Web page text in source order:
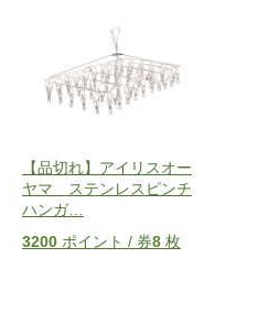
【品切れ】アイリスオー
ヤマ ステンレスピンチ
ハンガ…
3200 ポイント / 券8 枚